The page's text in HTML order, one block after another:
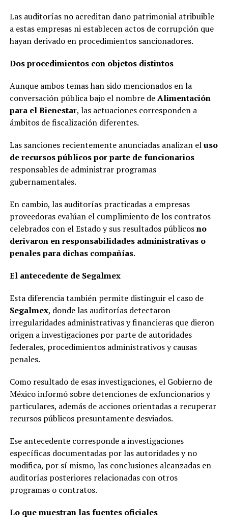
Las auditorías no acreditan daño patrimonial atribuible
a estas empresas ni establecen actos de corrupción que
hayan derivado en procedimientos sancionadores.
Dos procedimientos con objetos distintos
Aunque ambos temas han sido mencionados en la
conversación pública bajo el nombre deAlimentación
para el Bienestar, las actuaciones corresponden a
ámbitos de fiscalización diferentes.
Las sanciones recientemente anunciadas analizan eluso
de recursos públicos por parte de funcionarios
responsables de administrar programas
gubernamentales.
En cambio, las auditorías practicadas a empresas
proveedoras evalúan el cumplimiento de los contratos
celebrados con el Estado y sus resultados públicosno
derivaron en responsabilidades administrativas o
penales para dichas compañías.
El antecedente de Segalmex
Esta diferencia también permite distinguir el caso de
Segalmex, donde las auditorías detectaron
irregularidades administrativas y financieras que dieron
origen a investigaciones por parte de autoridades
federales, procedimientos administrativos y causas
penales.
Como resultado de esas investigaciones, el Gobierno de
México informó sobre detenciones de exfuncionarios y
particulares, además de acciones orientadas a recuperar
recursos públicos presuntamente desviados.
Ese antecedente corresponde a investigaciones
específicas documentadas por las autoridades y no
modifica, por sí mismo, las conclusiones alcanzadas en
auditorías posteriores relacionadas con otros
programas o contratos.
Lo que muestran las fuentes oficiales